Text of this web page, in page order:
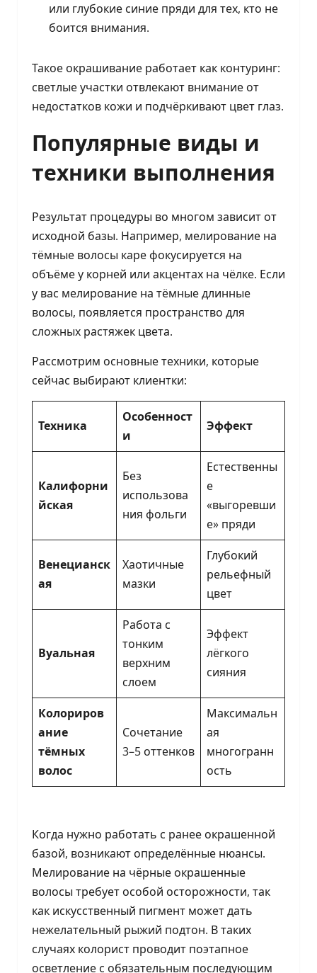
или глубокие синие пряди для тех, кто не
боится внимания.
Такое окрашивание работает как контуринг:
светлые участки отвлекают внимание от
недостатков кожи и подчёркивают цвет глаз.
Популярные виды и
техники выполнения
Результат процедуры во многом зависит от
исходной базы. Например, мелирование на
тёмные волосы каре фокусируется на
объёме у корней или акцентах на чёлке. Если
у вас мелирование на тёмные длинные
волосы, появляется пространство для
сложных растяжек цвета.
Рассмотрим основные техники, которые
сейчас выбирают клиентки:
Техника
Особенност
и
Эффект
Калифорни
йская
Без
использова
ния фольги
Естественны
е
«выгоревши
е» пряди
Венецианск
ая
Хаотичные
мазки
Глубокий
рельефный
цвет
Вуальная
Работа с
тонким
верхним
слоем
Эффект
лёгкого
сияния
Колориров
ание
тёмных
волос
Сочетание
3–5 оттенков
Максимальн
ая
многогранн
ость
Когда нужно работать с ранее окрашенной
базой, возникают определённые нюансы.
Мелирование на чёрные окрашенные
волосы требует особой осторожности, так
как искусственный пигмент может дать
нежелательный рыжий подтон. В таких
случаях колорист проводит поэтапное
осветление с обязательным последующим